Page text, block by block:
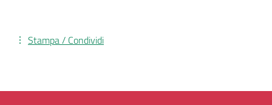
Stampa / Condividi